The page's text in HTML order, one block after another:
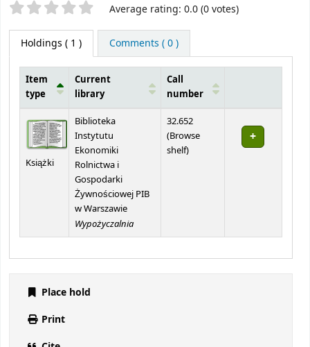
Star ratings Average rating: 0.0 (0 votes)
Holdings ( 1 ) Comments ( 0 )
Item
type
Current
library
Call
number
Książki
Biblioteka
Instytutu
Ekonomiki
Rolnictwa i
Gospodarki
Żywnościowej PIB
w Warszawie
Wypożyczalnia
32.652
(Browse
shelf(Opens below)
)
Place hold
Print